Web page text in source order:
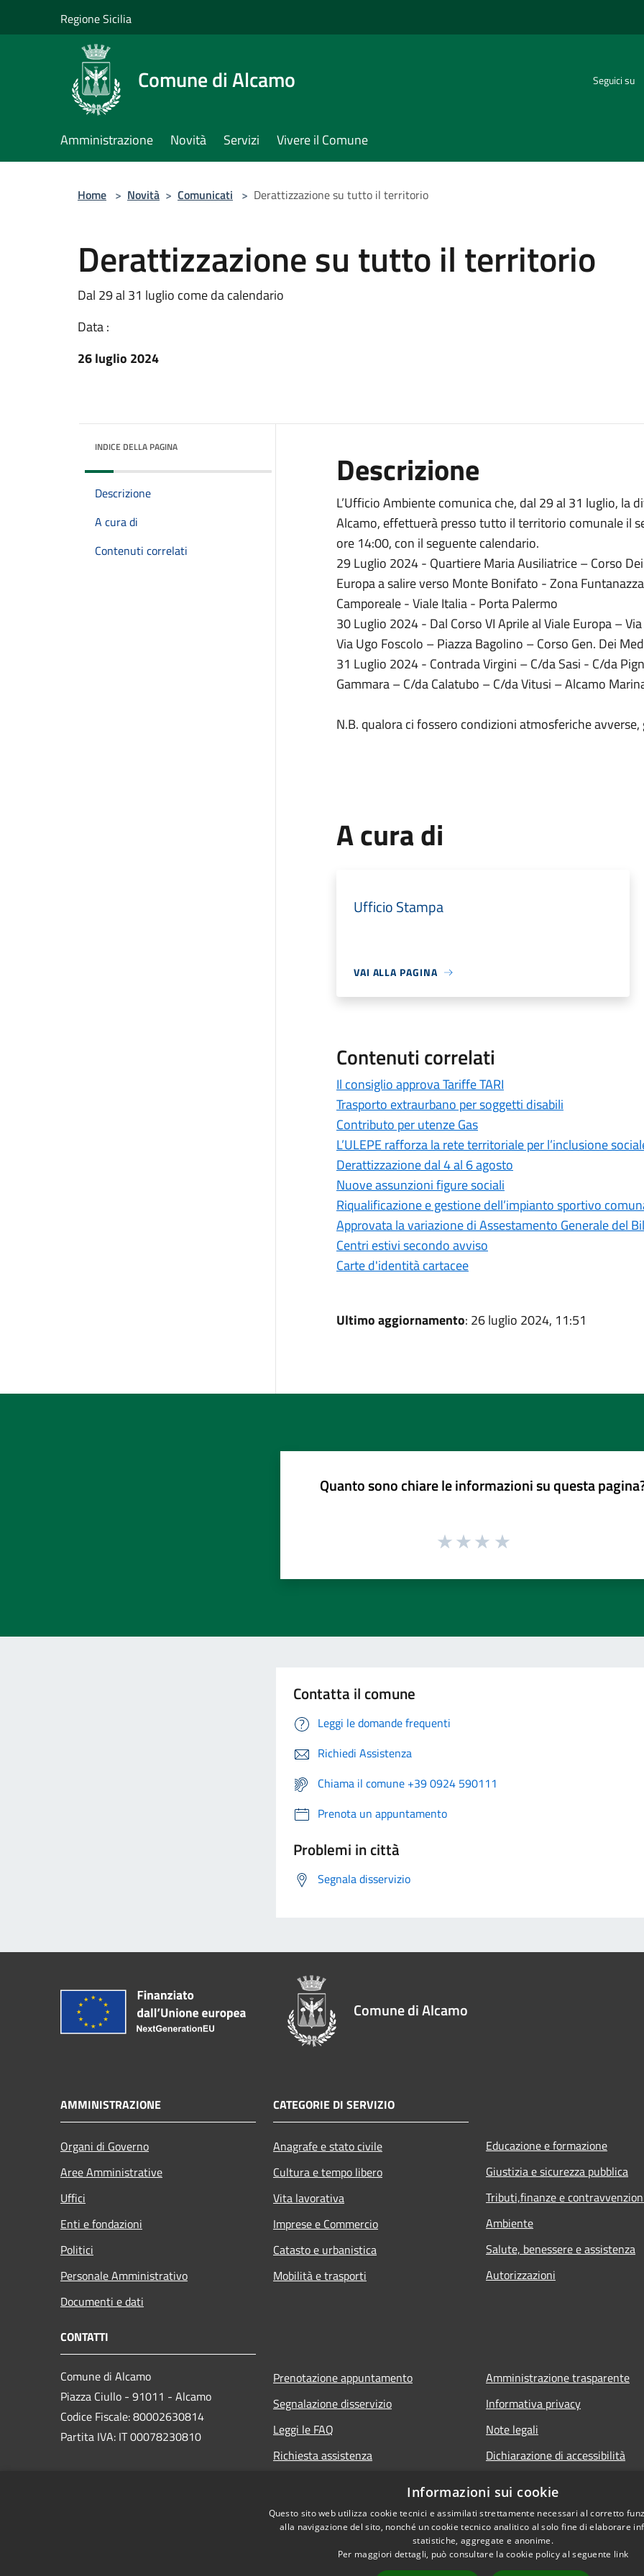
Regione Sicilia
Comune di Alcamo Seguici su
Amministrazione Novità Servizi Vivere il Comune
Home > Novità > Comunicati > Derattizzazione su tutto il territorio
Derattizzazione su tutto il territorio
Dal 29 al 31 luglio come da calendario
Data :
26 luglio 2024
INDICE DELLA PAGINA
Descrizione
A cura di
Contenuti correlati
Descrizione
L’Ufficio Ambiente comunica che, dal 29 al 31 luglio, la
Alcamo, effettuerà presso tutto il territorio comunale il
ore 14:00, con il seguente calendario.
29 Luglio 2024 - Quartiere Maria Ausiliatrice – Corso
Europa a salire verso Monte Bonifato - Zona
Camporeale - Viale Italia - Porta Palermo
30 Luglio 2024 - Dal Corso VI Aprile al Viale Europa –
Via Ugo Foscolo – Piazza Bagolino – Corso Gen. Dei
31 Luglio 2024 - Contrada Virgini – C/da Sasi - C/da
Gammara – C/da Calatubo – C/da Vitusi – Alcamo
N.B. qualora ci fossero condizioni atmosferiche
A cura di
Ufficio Stampa
VAI ALLA PAGINA
Contenuti correlati
Il consiglio approva Tariffe TARI
Trasporto extraurbano per soggetti disabili
Contributo per utenze Gas
L’ULEPE rafforza la rete territoriale per l’inclusione
Derattizzazione dal 4 al 6 agosto
Nuove assunzioni figure sociali
Riqualificazione e gestione dell’impianto sportivo
Approvata la variazione di Assestamento Generale del
Centri estivi secondo avviso
Carte d'identità cartacee
Ultimo aggiornamento: 26 luglio 2024, 11:51
Quanto sono chiare le informazioni su questa
Contatta il comune
Leggi le domande frequenti
Richiedi Assistenza
Chiama il comune +39 0924 590111
Prenota un appuntamento
Problemi in città
Segnala disservizio
Comune di Alcamo
AMMINISTRAZIONE
Organi di Governo
Aree Amministrative
Uffici
Enti e fondazioni
Politici
Personale Amministrativo
Documenti e dati
CATEGORIE DI SERVIZIO
Anagrafe e stato civile
Cultura e tempo libero
Vita lavorativa
Imprese e Commercio
Catasto e urbanistica
Mobilità e trasporti
Educazione e formazione
Giustizia e sicurezza pubblica
Tributi,finanze e
Ambiente
Salute, benessere e assistenza
Autorizzazioni
CONTATTI
Comune di Alcamo
Piazza Ciullo - 91011 - Alcamo
Codice Fiscale: 80002630814
Partita IVA: IT 00078230810
Prenotazione appuntamento
Segnalazione disservizio
Leggi le FAQ
Richiesta assistenza
Amministrazione trasparente
Informativa privacy
Note legali
Dichiarazione di accessibilità
Informazioni sui cookie
Questo sito web utilizza cookie tecnici e assimilati strettamente necessari al corretto
alla navigazione del sito, nonché un cookie tecnico analitico al solo fine di elaborare
statistiche, aggregate e anonime.
Per maggiori dettagli, può consultare la cookie policy al seguente link